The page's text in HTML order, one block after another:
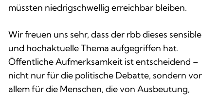
müssten niedrigschwellig erreichbar bleiben.
Wir freuen uns sehr, dass der rbb dieses sensible
und hochaktuelle Thema aufgegriffen hat.
Öffentliche Aufmerksamkeit ist entscheidend –
nicht nur für die politische Debatte, sondern vor
allem für die Menschen, die von Ausbeutung,